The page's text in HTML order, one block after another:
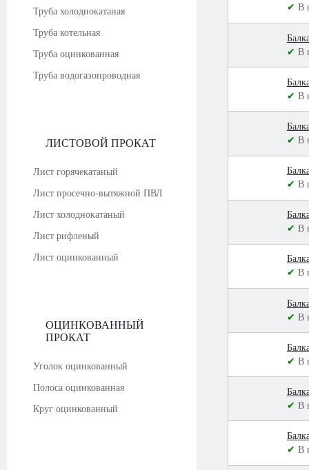
Труба холоднокатаная
Труба котельная
Труба оцинкованная
Труба водогазопроводная
ЛИСТОВОЙ ПРОКАТ
Лист горячекатаный
Лист просечно-вытяжной ПВЛ
Лист холоднокатаный
Лист рифленый
Лист оцинкованный
ОЦИНКОВАННЫЙ
ПРОКАТ
Уголок оцинкованный
Полоса оцинкованная
Круг оцинкованный
✔ В
✔ В
✔ В
✔ В
✔ В
✔ В
✔ В
✔ В
✔ В
✔ В
✔ В